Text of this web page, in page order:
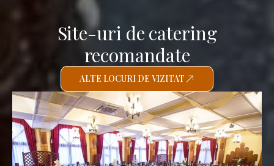
Site-uri de catering
recomandate
ALTE LOCURI DE VIZITAT